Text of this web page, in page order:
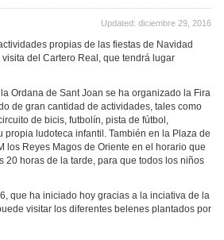
Updated: diciembre 29, 2016
propias de las fiestas de Navidad
del Cartero Real, que tendrá lugar
Ordana de Sant Joan se ha organizado la Fira
de gran cantidad de actividades, tales como
de bicis, futbolín, pista de fútbol,
ludoteca infantil. También en la Plaza de
los Reyes Magos de Oriente en el horario que
20 horas de la tarde, para que todos los niños
que ha iniciado hoy gracias a la inciativa de la
visitar los diferentes belenes plantados por